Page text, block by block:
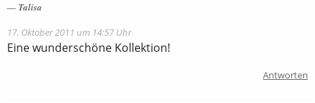
Talisa
17. Oktober 2011 um 14:57 Uhr
Eine wunderschöne Kollektion!
Antworten